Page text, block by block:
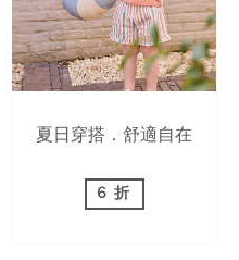
夏日穿搭．舒適自在
6 折